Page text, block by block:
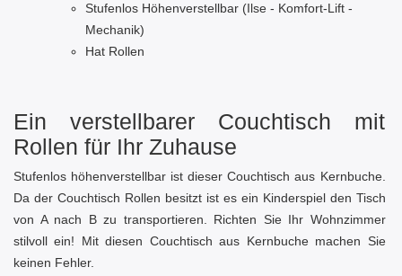
Stufenlos Höhenverstellbar (Ilse - Komfort-Lift -
Mechanik)
Hat Rollen
Ein verstellbarer Couchtisch mit
Rollen für Ihr Zuhause
Stufenlos höhenverstellbar ist dieser Couchtisch aus Kernbuche.
Da der Couchtisch Rollen besitzt ist es ein Kinderspiel den Tisch
von A nach B zu transportieren. Richten Sie Ihr Wohnzimmer
stilvoll ein! Mit diesen Couchtisch aus Kernbuche machen Sie
keinen Fehler.